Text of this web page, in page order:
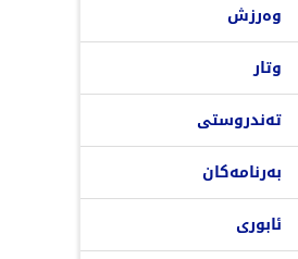
وەرزش
وتار
تەندروستی
بەرنامەکان
ئابوری